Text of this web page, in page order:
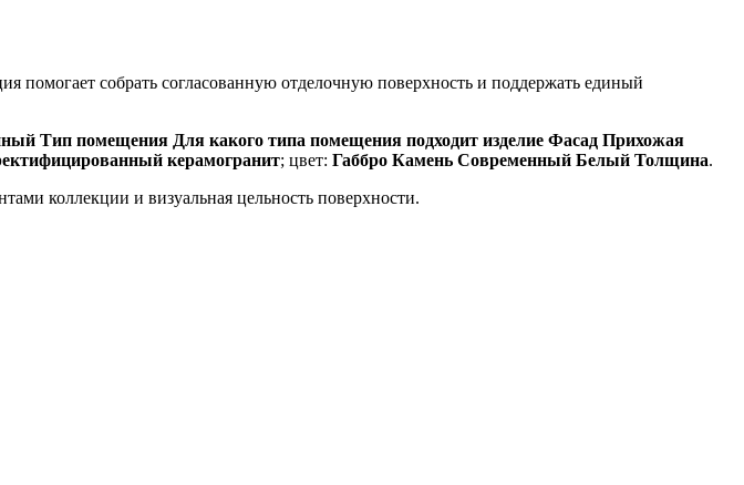
помогает собрать согласованную отделочную поверхность и поддержать единый
Тип помещения Для какого типа помещения подходит изделие Фасад Прихожая
керамогранит; цвет: Габбро Камень Современный Белый Толщина.
коллекции и визуальная цельность поверхности.